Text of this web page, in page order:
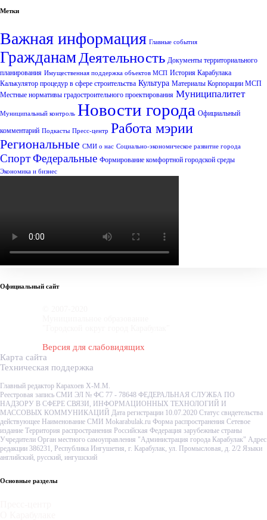
Метки
Важная информация Главные события
Гражданам Деятельность Документы территориального
планирования Имущественная поддержка объектов МСП История Карабулака
Калькулятор процедур в сфере строительства Культура Материалы Корпорации МСП
Местные нормативы градостроительного проектирования Муниципалитет
Муниципальный контроль Новости города Официальный
комментарий Подкасты Пресс-центр Работа мэрии
Региональные СМИ о нас Социально-экономическое развитие города
СпортФедеральные Формирование комфортной городской среды
Экономика и бизнес
Официальный сайт
Версия для слабовидящих
Карта сайта
Техническая поддержка
Главный редактор Карахоев Х-М.М.
Реестровая запись СМИ ЭЛ № ФС 77 - 78648 ФЕДЕРАЛЬНАЯ СЛУЖБА ПО
НАДЗОРУ В СФЕРЕ СВЯЗИ, ИНФОРМАЦИОННЫХ ТЕХНОЛОГИЙ И
МАССОВЫХ КОММУНИКАЦИЙ Дата регистрации 10.07.2020 Статус свидетельства
действующее Наименование СМИ Mokarabulak.ru Форма распространения Сетевое
издание Территория распространения Российская Федерация зарубежные страны
Учредители Орган местного самоуправления "Администрация города Карабулак" Адрес
редакции 386231, Республика Ингушетия, г. Карабулак, ул. Промысловая, д. 2/2 Языки
английский, русский, ингушский
Основные разделы